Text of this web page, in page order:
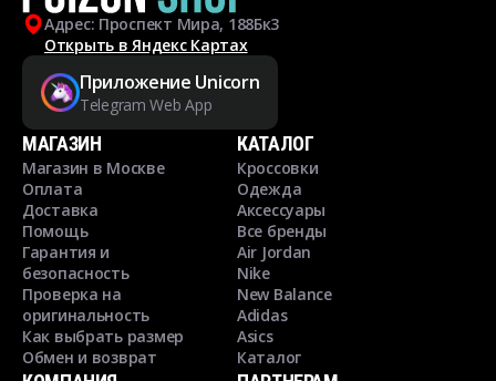
Адрес: Проспект Мира, 188Бк3
Открыть в Яндекс Картах
Приложение Unicorn
Telegram Web App
МАГАЗИН
Магазин в Москве
Оплата
Доставка
Помощь
Гарантия и
безопасность
Проверка на
оригинальность
Как выбрать размер
Обмен и возврат
КАТАЛОГ
Кроссовки
Одежда
Аксессуары
Все бренды
Air Jordan
Nike
New Balance
Adidas
Asics
Каталог